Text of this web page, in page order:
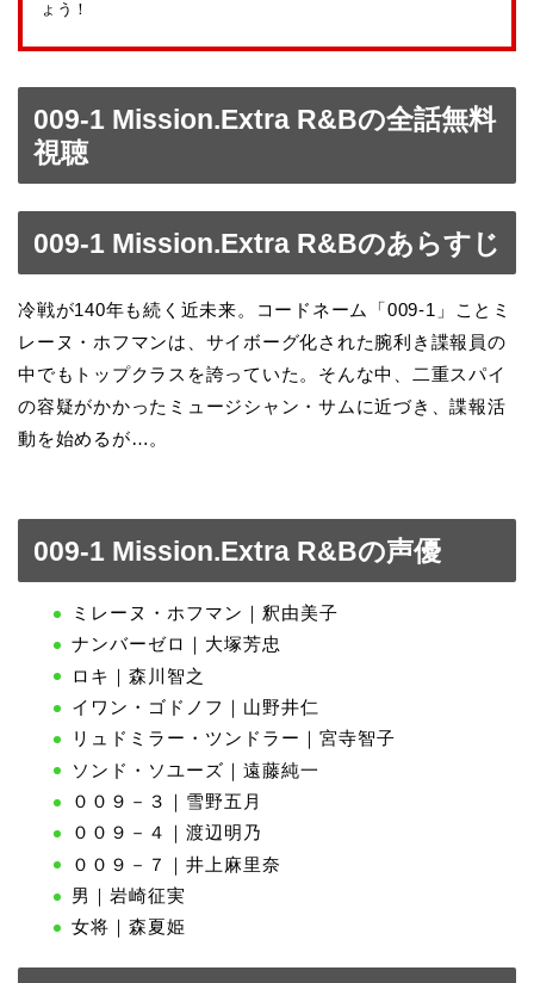
ょう！
009-1 Mission.Extra R&Bの全話無料
視聴
009-1 Mission.Extra R&Bのあらすじ
冷戦が140年も続く近未来。コードネーム「009-1」ことミ
レーヌ・ホフマンは、サイボーグ化された腕利き諜報員の
中でもトップクラスを誇っていた。そんな中、二重スパイ
の容疑がかかったミュージシャン・サムに近づき、諜報活
動を始めるが…。
009-1 Mission.Extra R&Bの声優
ミレーヌ・ホフマン｜釈由美子
ナンバーゼロ｜大塚芳忠
ロキ｜森川智之
イワン・ゴドノフ｜山野井仁
リュドミラー・ツンドラー｜宮寺智子
ソンド・ソユーズ｜遠藤純一
００９－３｜雪野五月
００９－４｜渡辺明乃
００９－７｜井上麻里奈
男｜岩崎征実
女将｜森夏姫